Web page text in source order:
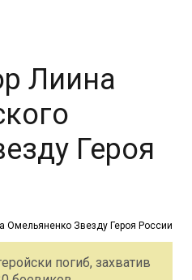
Лиина
Героя
погиб, захватив